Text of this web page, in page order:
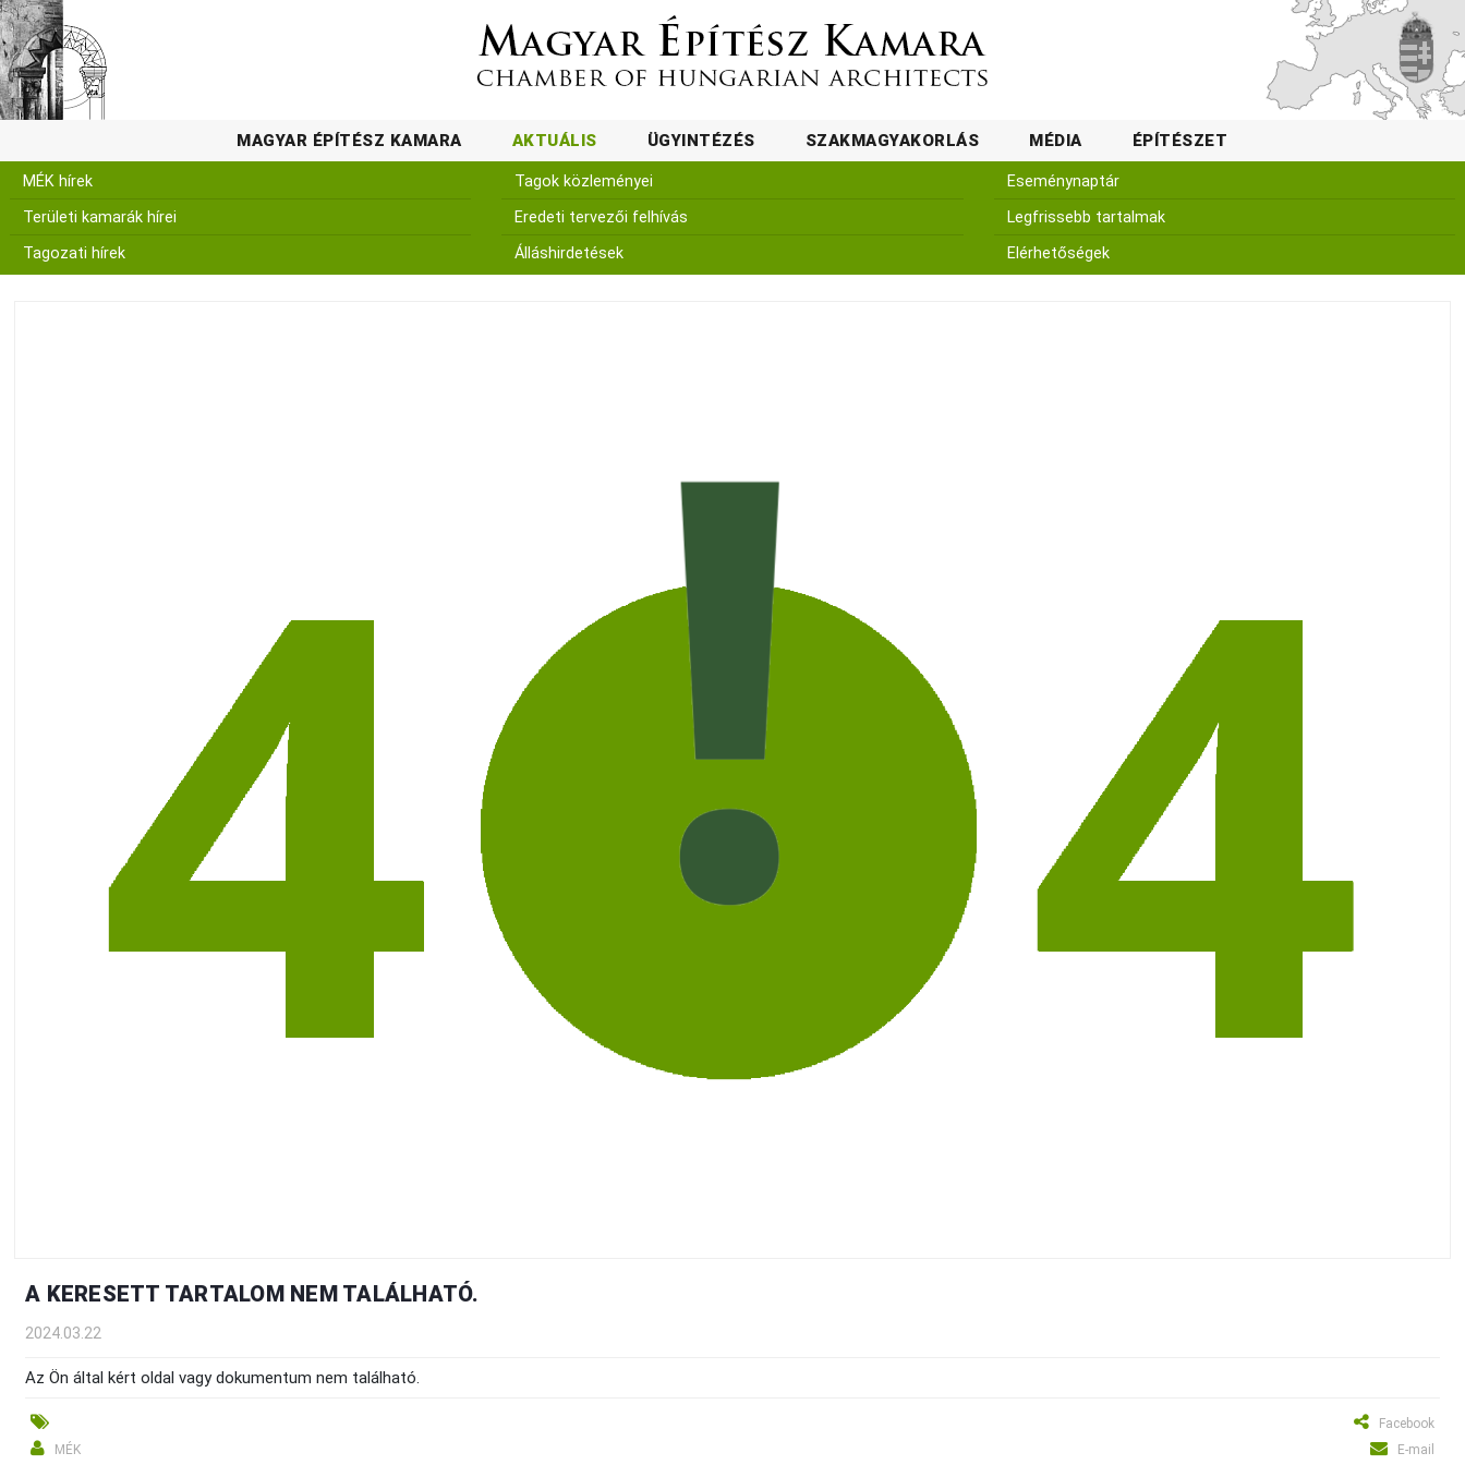
MAGYAR ÉPÍTÉSZ KAMARA AKTUÁLIS ÜGYINTÉZÉS SZAKMAGYAKORLÁS MÉDIA ÉPÍTÉSZET
MÉK hírek
Területi kamarák hírei
Tagozati hírek
Tagok közleményei
Eredeti tervezői felhívás
Álláshirdetések
Eseménynaptár
Legfrissebb tartalmak
Elérhetőségek
A KERESETT TARTALOM NEM TALÁLHATÓ.
2024.03.22
Az Ön által kért oldal vagy dokumentum nem található.
Facebook
MÉK
E-mail